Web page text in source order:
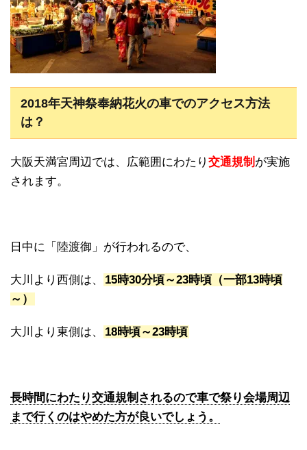
2018年天神祭奉納花火の車でのアクセス方法
は？
大阪天満宮周辺では、広範囲にわたり 交通規制 が実施
されます。
日中に「陸渡御」が行われるので、
大川より西側は、
15時30分頃～23時頃（一部13時頃
～）
大川より東側は、 18時頃～23時頃
長時間にわたり交通規制されるので車で祭り会場周辺
まで行くのはやめた方が良いでしょう。